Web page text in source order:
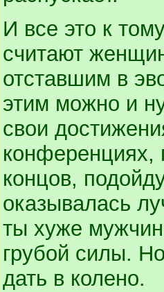
И все это к
считают
отставшим в
этим можно и
свои
конференциях,
концов,
оказывалась
ты хуже
грубой силы.
дать в колено.